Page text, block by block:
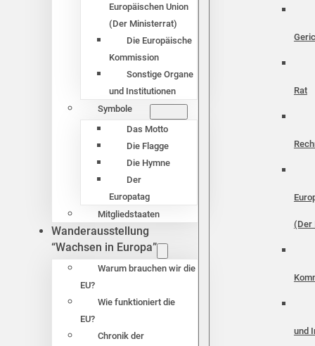
Europäischen Union
(Der Ministerrat)
Die Europäische
Kommission
Sonstige Organe
und Institutionen
Symbole
Das Motto
Die Flagge
Die Hymne
Der
Europatag
Mitgliedstaaten
Wanderausstellung
“Wachsen in Europa”
Warum brauchen wir die
EU?
Wie funktioniert die
EU?
Chronik der
Rat
(Der
und